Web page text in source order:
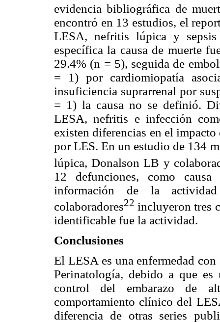
evidencia bibliográfica de
encontró en 13 estudios, el
LESA, nefritis lúpica y sepsis
específica la causa de muerte
29.4% (n = 5), seguida de
= 1) por cardiomiopatía
insuficiencia suprarrenal por
= 1) la causa no se definió.
LESA, nefritis e infección
existen diferencias en el
por LES. En un estudio de 134
lúpica, Donalson LB y
12 defunciones, como
información de la
colaboradores22 incluyeron tres
identificable fue la actividad.
Conclusiones
El LESA es una enfermedad
Perinatología, debido a que
control del embarazo de
comportamiento clínico del
diferencia de otras series